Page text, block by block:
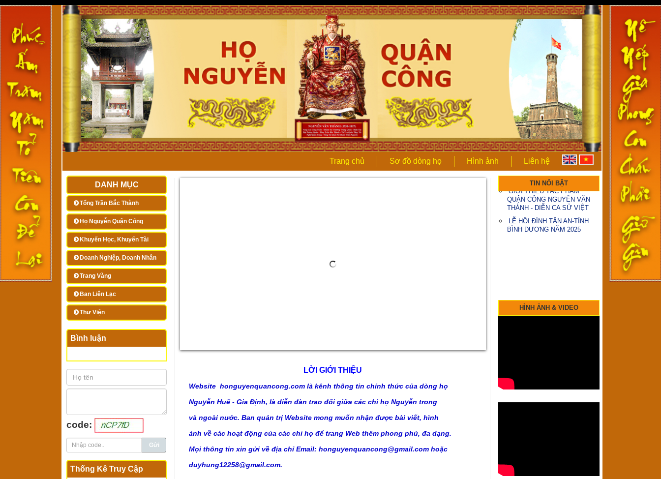
Liên hệ
Hình ảnh
Sơ đồ dòng họ
Trang chủ
DANH MỤC
Tổng Trần Bắc Thành
Họ Nguyễn Quận Công
Khuyến Học, Khuyến Tài
Doanh Nghiệp, Doanh Nhân
Trang Vàng
Ban Liên Lạc
Thư Viện
Bình luận
code:
Thống Kê Truy Cập
LỜI GIỚI THIỆU
Website honguyenquancong.com là kênh thông tin chính thức của dòng họ
Nguyễn Huế - Gia Định, là diễn đàn trao đổi giữa các chi họ Nguyễn trong
và ngoài nước. Ban quản trị Website mong muốn nhận được bài viết, hình
ảnh về các hoạt động của các chi họ để trang Web thêm phong phú, đa dạng.
Mọi thông tin xin gửi về địa chỉ Email: honguyenquancong@gmail.com hoặc
duyhung12258@gmail.com.
TIN NỔI BẬT
DIỄN CA SỬ VIỆT: QUẬN
CÔNG NGUYỄN VĂN THÀNH
MỜI QUÝ VỊ ĐÓN XEM CHÙM
VIDEO VỀ QUẬN CÔNG
NGUYỄN VĂN THÀNH (tiếp
theo)
MỜI QUÝ VỊ ĐÓN XEM CHÙM
VIDEO VỀ QUẬN CÔNG
NGUYỄN VĂN THÀNH
GIỚI THIỆU TÁC PHẨM:
QUẬN CÔNG NGUYỄN VĂN
THÀNH - DIỄN CA SỬ VIỆT
LỄ HỘI ĐÌNH TÂN AN-TỈNH
HÌNH ẢNH & VIDEO